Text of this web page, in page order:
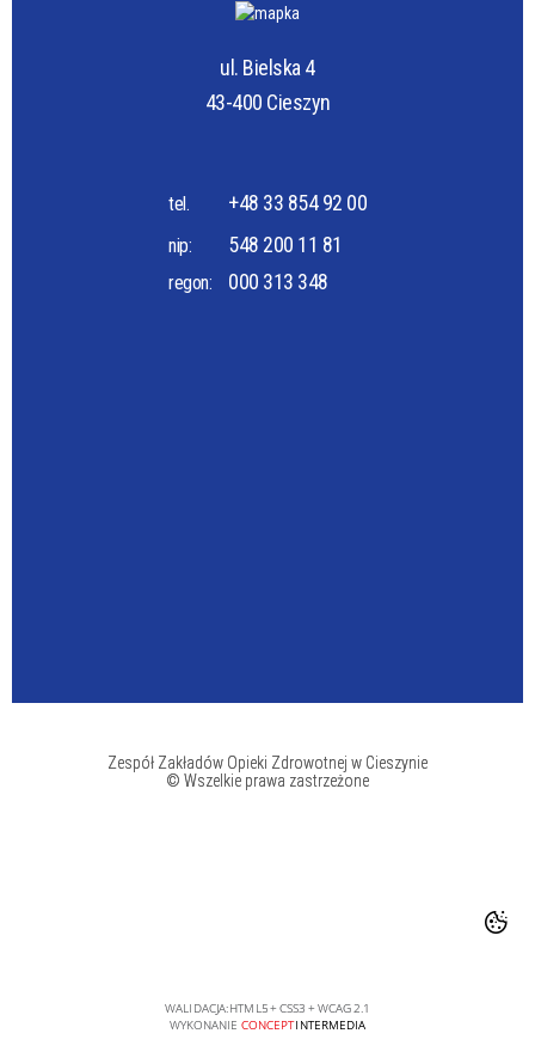
ul. Bielska 4
43-400 Cieszyn
tel. +48 33 854 92 00
nip: 548 200 11 81
regon: 000 313 348
Zespół Zakładów Opieki Zdrowotnej w Cieszynie
© Wszelkie prawa zastrzeżone
WALIDACJA:HTML5+CSS3 +WCAG 2.1
WYKONANIE CONCEPTINTERMEDIA